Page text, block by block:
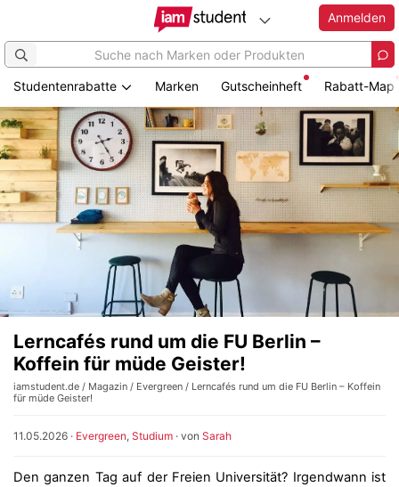
Anmelden
Studentenrabatte Marken Gutscheinheft Rabatt-Map
Lerncafés rund um die FU Berlin –
Koffein für müde Geister!
iamstudent.de / Magazin / Evergreen / Lerncafés rund um die FU Berlin – Koffein
für müde Geister!
11.05.2026 · Evergreen, Studium · von Sarah
Den ganzen Tag auf der Freien Universität? Irgendwann ist